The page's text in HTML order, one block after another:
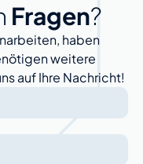
Fragen?
haben
weitere
auf Ihre Nachricht!